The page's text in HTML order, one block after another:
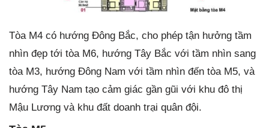
Tòa M4 có hướng Đông Bắc, cho phép tận hưởng tầm
nhìn đẹp tới tòa M6, hướng Tây Bắc với tầm nhìn sang
tòa M3, hướng Đông Nam với tầm nhìn đến tòa M5, và
hướng Tây Nam tạo cảm giác gần gũi với khu đô thị
Mậu Lương và khu đất doanh trại quân đội.